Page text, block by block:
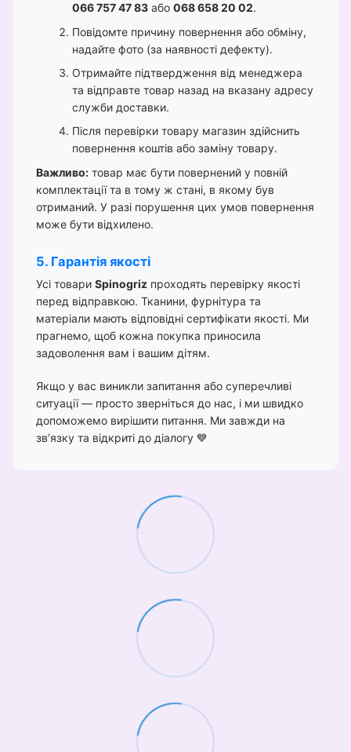
066 757 47 83 або 068 658 20 02.
Повідомте причину повернення або обміну,
надайте фото (за наявності дефекту).
Отримайте підтвердження від менеджера
та відправте товар назад на вказану адресу
служби доставки.
Після перевірки товару магазин здійснить
повернення коштів або заміну товару.
Важливо: товар має бути повернений у повній
комплектації та в тому ж стані, в якому був
отриманий. У разі порушення цих умов повернення
може бути відхилено.
5. Гарантія якості
Усі товари Spinogriz проходять перевірку якості
перед відправкою. Тканини, фурнітура та
матеріали мають відповідні сертифікати якості. Ми
прагнемо, щоб кожна покупка приносила
задоволення вам і вашим дітям.
Якщо у вас виникли запитання або суперечливі
ситуації — просто зверніться до нас, і ми швидко
допоможемо вирішити питання. Ми завжди на
зв’язку та відкриті до діалогу 💙